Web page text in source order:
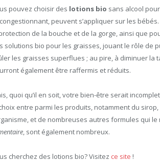
pouvez choisir des lotions bio sans alcool
peuvent s’appliquer sur les
de la bouche et de la gorge, ainsi que
solutions bio pour les graisses, jouant le rôle de
les graisses superflues ; au pire, à diminuer la
également être raffermis et réduits.
quoi qu’il en soit, votre bien-être serait
entre parmi les produits, notamment du
et de nombreuses autres formules qui
, sont également nombreux.
cherchez des lotions bio? Visitez ce site !